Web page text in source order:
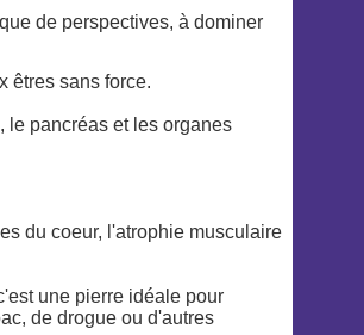
de perspectives, à dominer
êtres sans force.
le pancréas et les organes
du coeur, l'atrophie musculaire
une pierre idéale pour
de drogue ou d'autres